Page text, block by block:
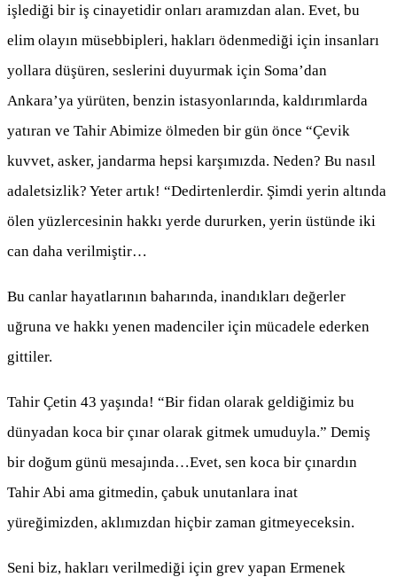
işlediği bir iş cinayetidir onları aramızdan alan. Evet, bu
elim olayın müsebbipleri, hakları ödenmediği için insanları
yollara düşüren, seslerini duyurmak için Soma’dan
Ankara’ya yürüten, benzin istasyonlarında, kaldırımlarda
yatıran ve Tahir Abimize ölmeden bir gün önce “Çevik
kuvvet, asker, jandarma hepsi karşımızda. Neden? Bu nasıl
adaletsizlik? Yeter artık! “Dedirtenlerdir. Şimdi yerin altında
ölen yüzlercesinin hakkı yerde dururken, yerin üstünde iki
can daha verilmiştir…
Bu canlar hayatlarının baharında, inandıkları değerler
uğruna ve hakkı yenen madenciler için mücadele ederken
gittiler.
Tahir Çetin 43 yaşında! “Bir fidan olarak geldiğimiz bu
dünyadan koca bir çınar olarak gitmek umuduyla.” Demiş
bir doğum günü mesajında…Evet, sen koca bir çınardın
Tahir Abi ama gitmedin, çabuk unutanlara inat
yüreğimizden, aklımızdan hiçbir zaman gitmeyeceksin.
Seni biz, hakları verilmediği için grev yapan Ermenek